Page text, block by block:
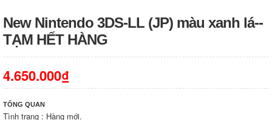
New Nintendo 3DS-LL (JP) màu xanh lá--
TẠM HẾT HÀNG
4.650.000₫
TỔNG QUAN
Tình trạng : Hàng mới.